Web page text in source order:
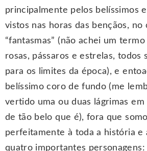
principalmente pelos belíssimos
vistos nas horas das bençãos, no
“fantasmas” (não achei um
rosas, pássaros e estrelas, todos
para os limites da época), e
belíssimo coro de fundo (me
vertido uma ou duas lágrimas em
de tão belo que é), fora que
perfeitamente à toda a história e
quatro importantes personagens: